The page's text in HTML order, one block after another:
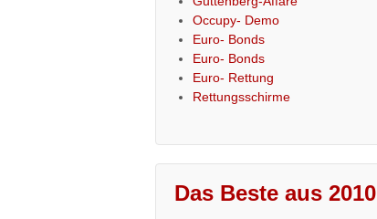
Occupy- Demo
Euro- Bonds
Euro- Bonds
Euro- Rettung
Rettungsschirme
Das Beste aus 2010